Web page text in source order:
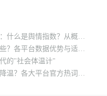
舆情指数入门指南：什么是舆情指数？从概念到实践的全解析
热度指数平台有哪些？各平台数据优势与适用场景分析
的"社会体温计"
怎么查看话题升温降温？各大平台官方热词指数查询工具完整汇总